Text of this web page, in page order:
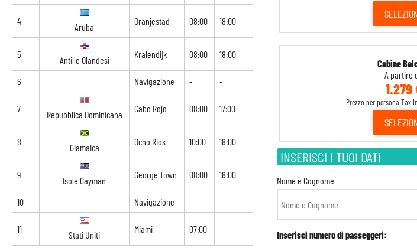
Cabine
A partire
1.279
Prezzo per persona Tax
INSERISCI I TUOI DATI
Nome e Cognome
Inserisci numero di passeggeri:
4
Aruba
Oranjestad 08:00 18:00
5
Antille Olandesi
Kralendijk 08:00 18:00
6 Navigazione - -
7
Repubblica Dominicana
Cabo Rojo 08:00 17:00
8
Giamaica
Ocho Rios 10:00 18:00
9
Isole Cayman
George Town 08:00 18:00
10 Navigazione - -
11
Stati Uniti
Miami 07:00 -